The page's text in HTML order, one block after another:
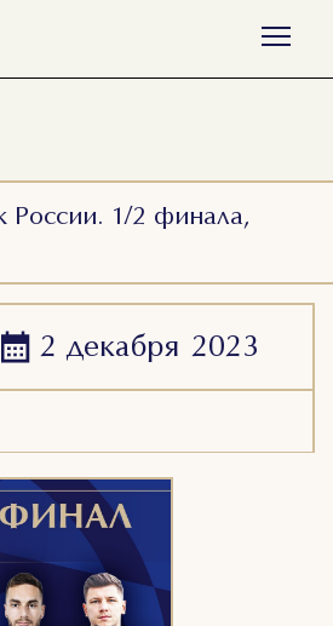
России. 1/2 финала,
2 декабря 2023